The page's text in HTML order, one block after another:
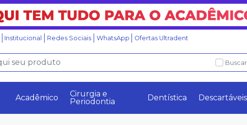
Institucional Redes Sociais WhatsApp Ofertas Ultradent
Acadêmico
Cirurgia e
Periodontia
Dentística Descartáveis